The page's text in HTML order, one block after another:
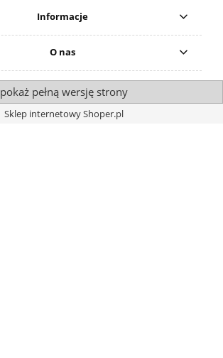
Informacje
O nas
pokaż pełną wersję strony
Sklep internetowy Shoper.pl